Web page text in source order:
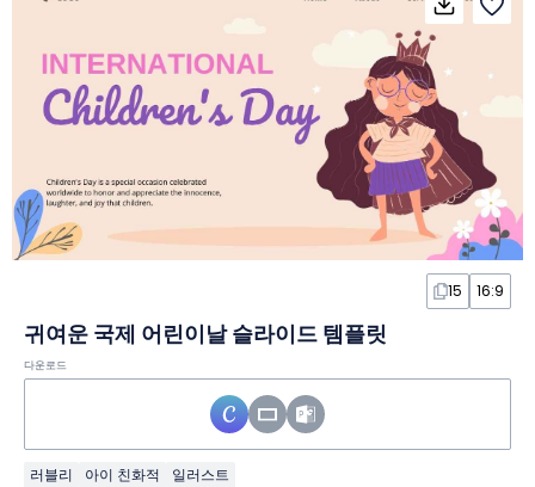
15 16:9
귀여운 국제 어린이날 슬라이드 템플릿
다운로드
러블리 아이 친화적 일러스트